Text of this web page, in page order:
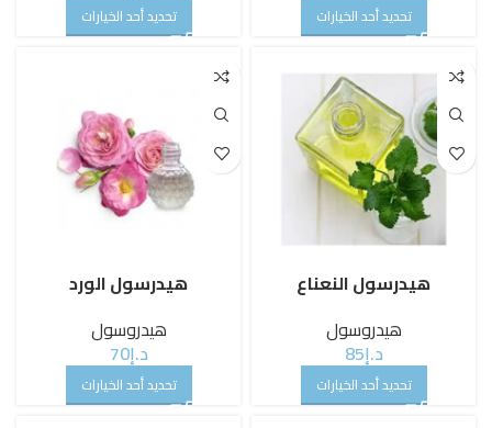
تحديد أحد الخيارات تحديد أحد الخيارات
هيدرسول النعناع
هيدروسول
د.إ85
تحديد أحد الخيارات
هيدرسول الورد
هيدروسول
د.إ70
تحديد أحد الخيارات